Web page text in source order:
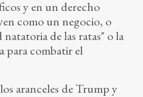
y en un derecho
como un negocio, o
de las ratas" o la
para combatir el
aranceles de Trump y